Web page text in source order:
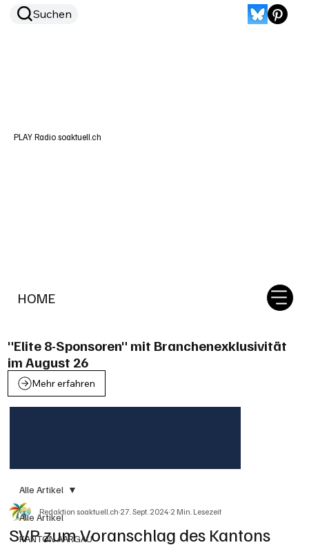
HOME
Suchen
PLAY Radio soaktuell.ch
"Elite 8-Sponsoren" mit Branchenexklusivität
im August 26
Mehr erfahren
Alle Artikel
KANTON AARGAU
Alle Artikel
SVP zum Voranschlag des Kantons
Redaktion soaktuell.ch27. Sept. 20242 Min. Lesezeit